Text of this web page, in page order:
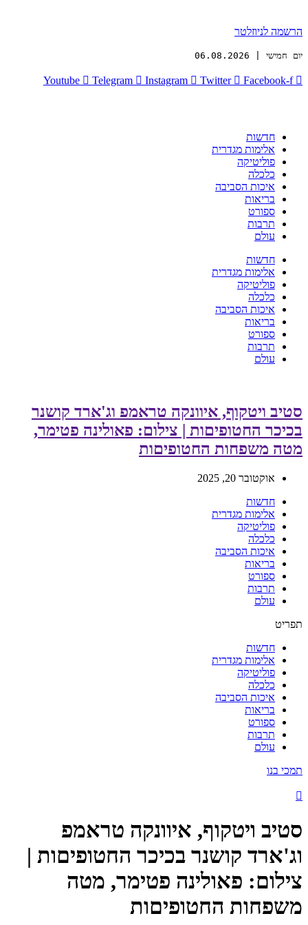
הרשמה לניוזלטר
יום חמישי | 06.08.2026
Youtube Telegram Instagram Twitter Facebook-f
חדשות
אלימות מגדרית
פוליטיקה
כלכלה
איכות הסביבה
בריאות
ספורט
תרבות
עולם
חדשות
אלימות מגדרית
פוליטיקה
כלכלה
איכות הסביבה
בריאות
ספורט
תרבות
עולם
סטיב ויטקוף, איוונקה טראמפ וג'ארד קושנר
בכיכר החטופיםות | צילום: פאולינה פטימר,
מטה משפחות החטופיםות
אוקטובר 20, 2025
חדשות
אלימות מגדרית
פוליטיקה
כלכלה
איכות הסביבה
בריאות
ספורט
תרבות
עולם
תפריט
חדשות
אלימות מגדרית
פוליטיקה
כלכלה
איכות הסביבה
בריאות
ספורט
תרבות
עולם
תמכי בנו
סטיב ויטקוף, איוונקה טראמפ
וג'ארד קושנר בכיכר החטופיםות |
צילום: פאולינה פטימר, מטה
משפחות החטופיםות